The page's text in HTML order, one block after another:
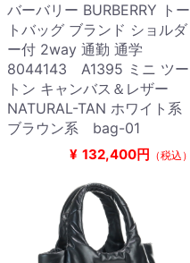
バーバリー BURBERRY トー
トバッグ ブランド ショルダ
ー付 2way 通勤 通学
8044143 A1395 ミニ ツー
トン キャンバス＆レザー
NATURAL-TAN ホワイト系
ブラウン系 bag-01
¥ 132,400円 （税込）